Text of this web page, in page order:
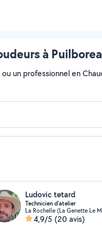
à
un professionnel en
Ludovic tetard
Technicien d'atelier
La Rochelle (La Genette Le
4,9/5 (20 avis)